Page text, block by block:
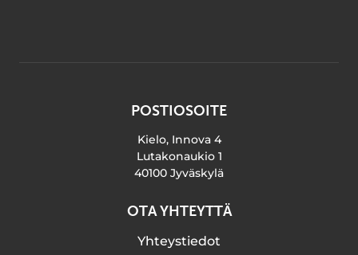
POSTIOSOITE
Kielo, Innova 4
Lutakonaukio 1
40100 Jyväskylä
OTA YHTEYTTÄ
Yhteystiedot